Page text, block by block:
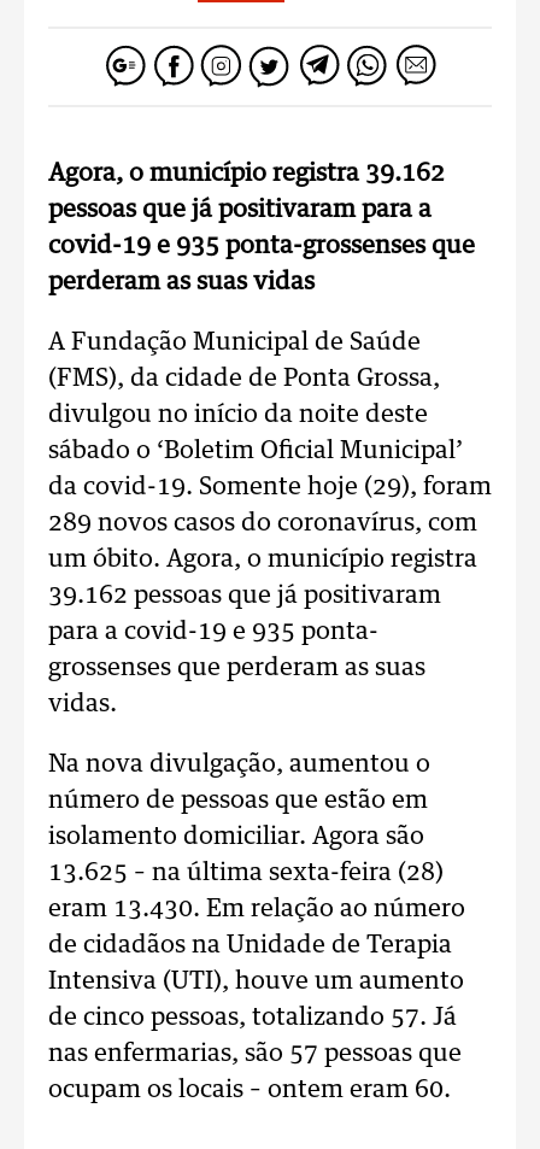
Agora, o município registra 39.162
pessoas que já positivaram para a
covid-19 e 935 ponta-grossenses que
perderam as suas vidas
A Fundação Municipal de Saúde
(FMS), da cidade de Ponta Grossa,
divulgou no início da noite deste
sábado o ‘Boletim Oficial Municipal’
da covid-19. Somente hoje (29), foram
289 novos casos do coronavírus, com
um óbito. Agora, o município registra
39.162 pessoas que já positivaram
para a covid-19 e 935 ponta-
grossenses que perderam as suas
vidas.
Na nova divulgação, aumentou o
número de pessoas que estão em
isolamento domiciliar. Agora são
13.625 – na última sexta-feira (28)
eram 13.430. Em relação ao número
de cidadãos na Unidade de Terapia
Intensiva (UTI), houve um aumento
de cinco pessoas, totalizando 57. Já
nas enfermarias, são 57 pessoas que
ocupam os locais – ontem eram 60.